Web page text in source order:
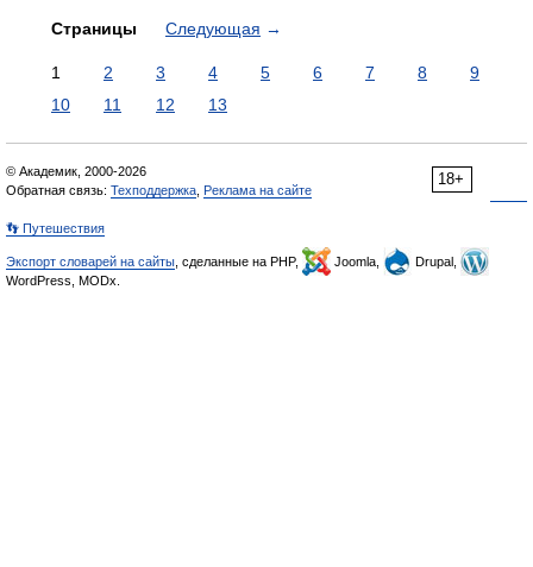
Страницы Следующая →
1 2 3 4 5 6 7 8
9
10
11 12 13
18+
© Академик, 2000-2026
Обратная связь: Техподдержка Реклама на сайте
👣 Путешествия
Экспорт словарей на сайты , сделанные на PHP, Joomla,
Drupal,
WordPress, MODx.